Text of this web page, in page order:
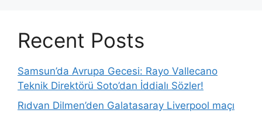
Recent Posts
Samsun’da Avrupa Gecesi: Rayo Vallecano
Teknik Direktörü Soto’dan İddialı Sözler!
Rıdvan Dilmen’den Galatasaray Liverpool maçı